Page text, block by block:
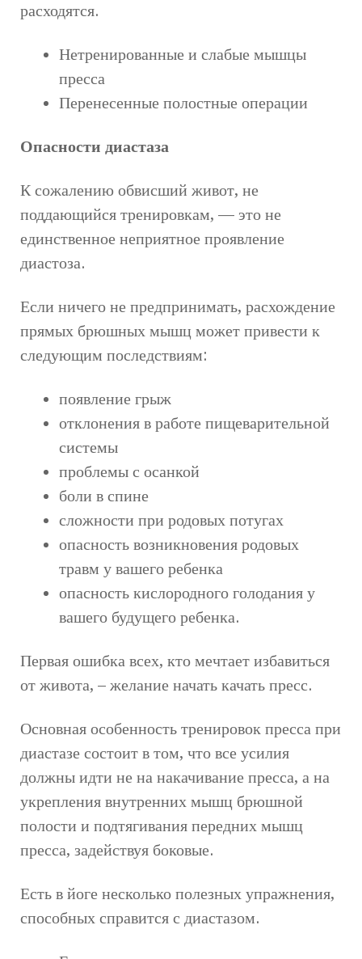
расходятся.
Нетренированные и слабые мышцы
пресса
Перенесенные полостные операции
Опасности диастаза
К сожалению обвисший живот, не
поддающийся тренировкам, — это не
единственное неприятное проявление
диастоза.
Если ничего не предпринимать, расхождение
прямых брюшных мышц может привести к
следующим последствиям:
появление грыж
отклонения в работе пищеварительной
системы
проблемы с осанкой
боли в спине
сложности при родовых потугах
опасность возникновения родовых
травм у вашего ребенка
опасность кислородного голодания у
вашего будущего ребенка.
Первая ошибка всех, кто мечтает избавиться
от живота, – желание начать качать пресс.
Основная особенность тренировок пресса при
диастазе состоит в том, что все усилия
должны идти не на накачивание пресса, а на
укрепления внутренних мышц брюшной
полости и подтягивания передних мышц
пресса, задействуя боковые.
Есть в йоге несколько полезных упражнения,
способных справится с диастазом.